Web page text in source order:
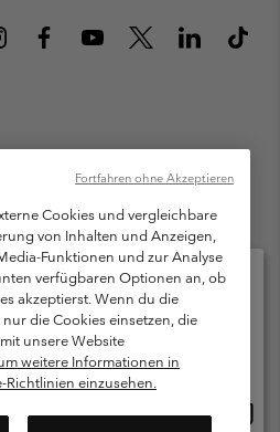
GmbH. Moosfeldstraße 1, 5101
Rechte vorbehalten.
Verkaufsbedingungen
Garantie
des Mitglieder Programms
Inhalte
Cookies und vergleichbare
von Inhalten und Anzeigen,
Funktionen und zur Analyse
verfügbaren Optionen an, ob
akzeptierst. Wenn du die
die Cookies einsetzen, die
unsere Website
weitere Informationen in
einzusehen.
Fortfahren ohne Akzeptieren
und Ihre Sprache
Einkauf verfügbar